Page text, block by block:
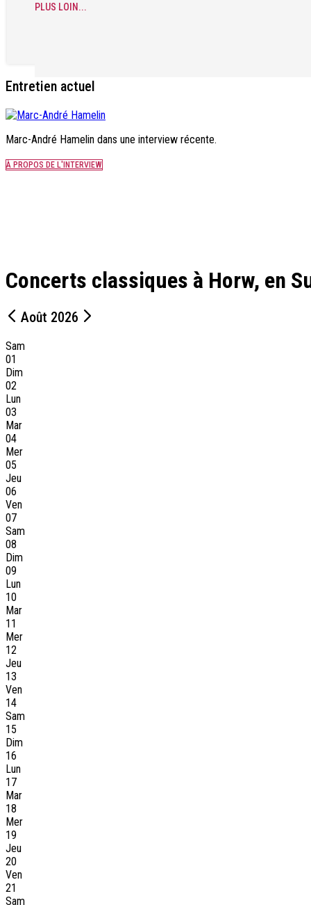
PLUS LOIN...
Entretien actuel
Marc-André Hamelin dans une interview récente.
À PROPOS DE L'INTERVIEW
Concerts classiques à Horw, en
Août 2026
Sam
01
Dim
02
Lun
03
Mar
04
Mer
05
Jeu
06
Ven
07
Sam
08
Dim
09
Lun
10
Mar
11
Mer
12
Jeu
13
Ven
14
Sam
15
Dim
16
Lun
17
Mar
18
Mer
19
Jeu
20
Ven
21
Sam